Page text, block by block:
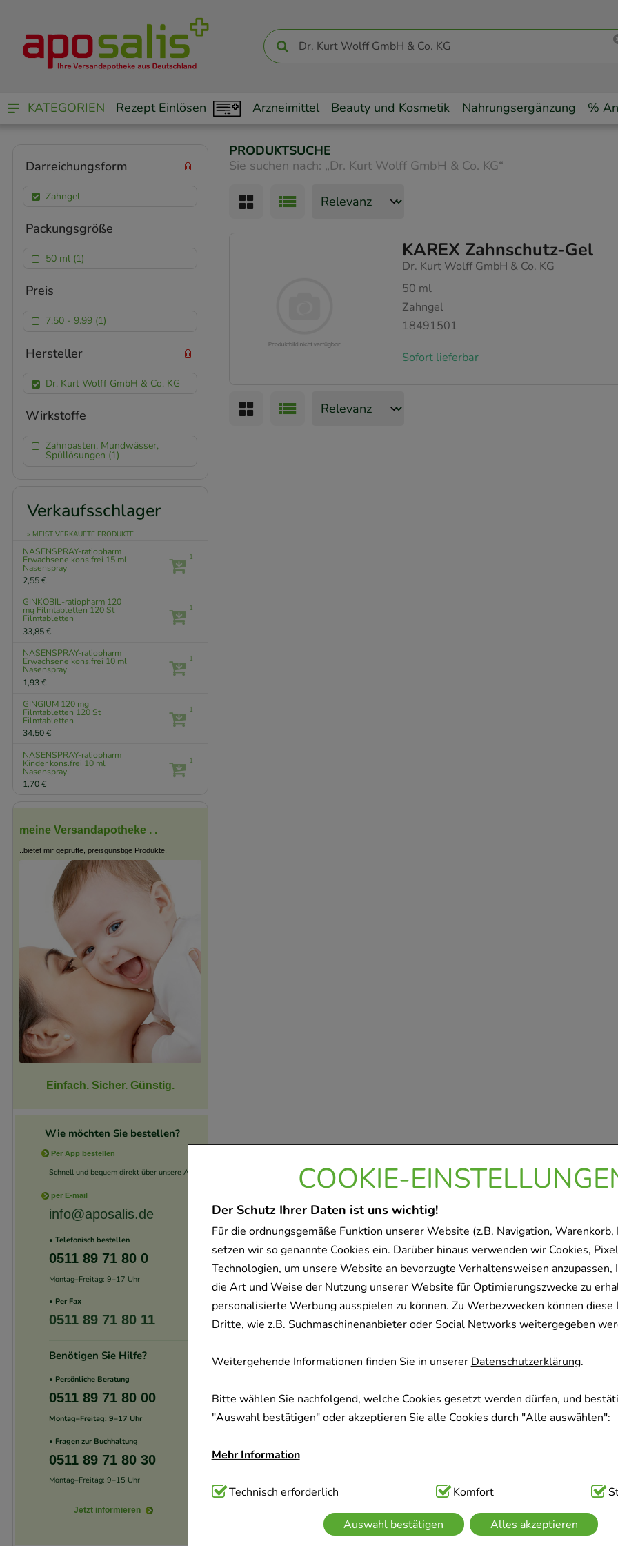
COOKIE-
Der Schutz Ihrer Daten ist uns wichtig!
Für die ordnungsgemäße Funktion unserer Website (z.B. Navigation, Warenkorb,
setzen wir so genannte Cookies ein. Darüber hinaus verwenden wir Cookies,
Technologien, um unsere Website an bevorzugte Verhaltensweisen anzupassen,
die Art und Weise der Nutzung unserer Website für Optimierungszwecke zu
personalisierte Werbung ausspielen zu können. Zu Werbezwecken können diese
Dritte, wie z.B. Suchmaschinenanbieter oder Social Networks weitergegeben
Weitergehende Informationen finden Sie in unsererDatenschutzerklärung.
Bitte wählen Sie nachfolgend, welche Cookies gesetzt werden dürfen, und
"Auswahl bestätigen" oder akzeptieren Sie alle Cookies durch "Alle auswählen":
Mehr Information
Technisch Notwendig:Hierbei handelt es sich um Cookies, die für die
Website notwendig sind (z.B. Navigation, Warenkorb, Kundenkonto), weshalb auf
verzichtet werden kann.
Technisch erforderlich Komfort
Auswahl bestätigen Alles akzeptieren
KATEGORIEN Rezept Einlösen Arzneimittel Beauty und Kosmetik Nahrungsergänzung %
PRODUKTSUCHE
Sie suchen nach: „Dr. Kurt Wolff GmbH & Co. KG“
KAREX Zahnschutz-Gel
Dr. Kurt Wolff GmbH & Co. KG
50 ml
Zahngel
18491501
Sofort lieferbar
Darreichungsform
Zahngel
Packungsgröße
50 ml (1)
Preis
7.50 - 9.99 (1)
Hersteller
Dr. Kurt Wolff GmbH & Co. KG
Wirkstoffe
Zahnpasten, Mundwässer,
Spüllösungen (1)
Verkaufsschlager
» MEIST VERKAUFTE PRODUKTE
NASENSPRAY-ratiopharm
Erwachsene kons.frei 15 ml
Nasenspray
2,55 €
1
GINKOBIL-ratiopharm 120
mg Filmtabletten 120 St
Filmtabletten
33,85 €
1
NASENSPRAY-ratiopharm
Erwachsene kons.frei 10 ml
Nasenspray
1,93 €
1
GINGIUM 120 mg
Filmtabletten 120 St
Filmtabletten
34,50 €
1
NASENSPRAY-ratiopharm
Kinder kons.frei 10 ml
Nasenspray
1,70 €
1
meine Versandapotheke . .
..bietet mir geprüfte, preisgünstige Produkte.
Einfach. Sicher. Günstig.
Wie möchten Sie bestellen?
Per App bestellen
Schnell und bequem direkt über unsere App.
per E-mail
info@aposalis.de
• Telefonisch bestellen
0511 89 71 80 0
Montag–Freitag: 9–17 Uhr
• Per Fax
0511 89 71 80 11
Benötigen Sie Hilfe?
• Persönliche Beratung
0511 89 71 80 00
Montag–Freitag: 9–17 Uhr
• Fragen zur Buchhaltung
0511 89 71 80 30
Montag–Freitag: 9–15 Uhr
Jetzt informieren